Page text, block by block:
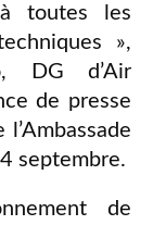
toutes les
»,
DG d’Air
de presse
septembre.
de